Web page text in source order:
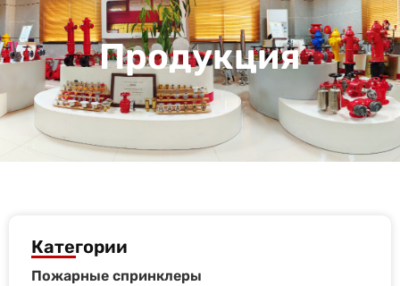
Продукция
Категории
Пожарные спринклеры